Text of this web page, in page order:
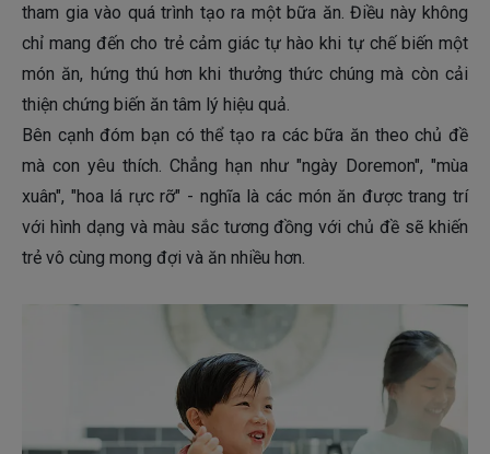
tham gia vào quá trình tạo ra một bữa ăn. Điều này không
chỉ mang đến cho trẻ cảm giác tự hào khi tự chế biến một
món ăn, hứng thú hơn khi thưởng thức chúng mà còn cải
thiện chứng biến ăn tâm lý hiệu quả.
Bên cạnh đóm bạn có thể tạo ra các bữa ăn theo chủ đề
mà con yêu thích. Chẳng hạn như "ngày Doremon", "mùa
xuân", "hoa lá rực rỡ" - nghĩa là các món ăn được trang trí
với hình dạng và màu sắc tương đồng với chủ đề sẽ khiến
trẻ vô cùng mong đợi và ăn nhiều hơn.